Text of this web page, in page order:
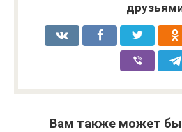
Вам также может